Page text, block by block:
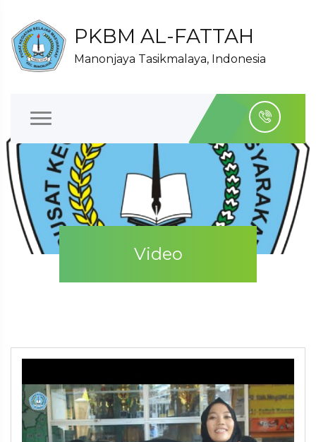
PKBM AL-FATTAH
Manonjaya Tasikmalaya, Indonesia
Video